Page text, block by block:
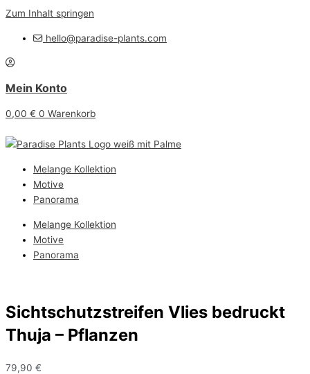
Zum Inhalt springen
hello@paradise-plants.com
Mein Konto
0,00 € 0 Warenkorb
Melange Kollektion
Motive
Panorama
Melange Kollektion
Motive
Panorama
Sichtschutzstreifen Vlies bedruckt
Thuja – Pflanzen
79,90 €